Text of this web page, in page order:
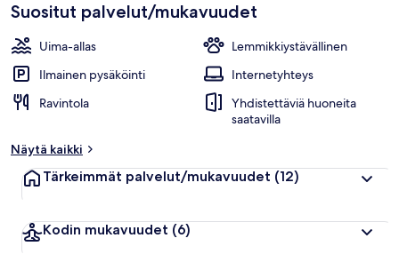
Suositut palvelut/mukavuudet
Uima-allas
Lemmikkiystävällinen
Ilmainen pysäköinti
Internetyhteys
Ravintola
Yhdistettäviä huoneita
saatavilla
Näytä kaikki
Tärkeimmät palvelut/mukavuudet (12)
Kodin mukavuudet (6)